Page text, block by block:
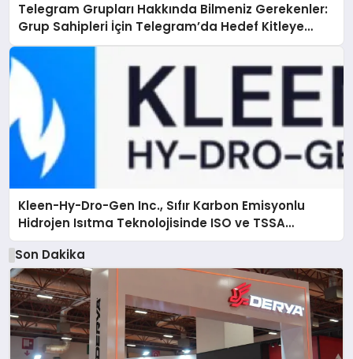
Telegram Grupları Hakkında Bilmeniz Gerekenler:
Grup Sahipleri İçin Telegram’da Hedef Kitleye
Ulaşma
Kleen-Hy-Dro-Gen Inc., Sıfır Karbon Emisyonlu
Hidrojen Isıtma Teknolojisinde ISO ve TSSA
Düzenleyici Onaylarını Aldı
Son Dakika